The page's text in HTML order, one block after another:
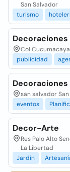
San Salvador
turismo
Decoraciones
Col
publicidad
Decoraciones
san salvador
eventos
Decor-Arte
Res Palo Alto
La Libertad
Jardín